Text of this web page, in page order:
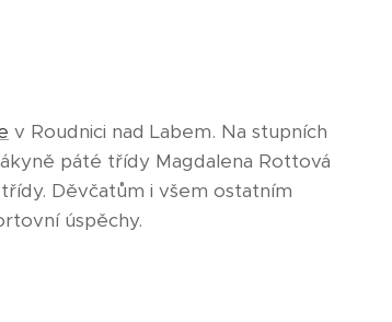
v Roudnici nad Labem. Na stupních
páté třídy Magdalena Rottová
Děvčatům i všem ostatním
úspěchy.